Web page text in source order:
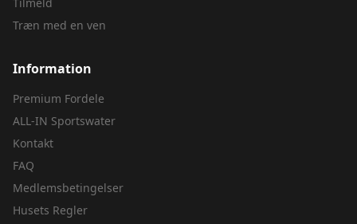
Træn med en ven
Information
Premium Fordele
ALL-IN Sportswater
Kontakt
FAQ
Medlemsbetingelser
Husets Regler